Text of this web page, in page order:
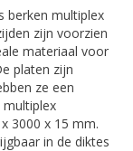
berken multiplex
zijn voorzien
materiaal voor
platen zijn
ze een
multiplex
3000 x 15 mm.
in de diktes